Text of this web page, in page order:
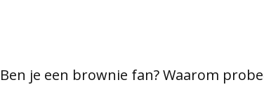
Ben je een brownie fan? Waarom